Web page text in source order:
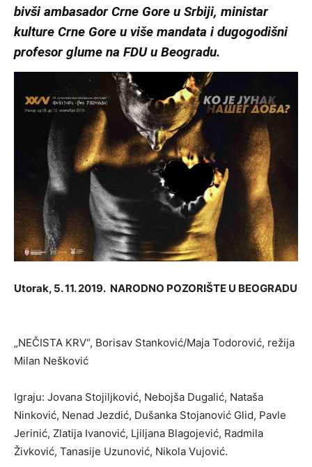
bivši ambasador Crne Gore u Srbiji, ministar
kulture Crne Gore u više mandata i dugogodišni
profesor glume na FDU u Beogradu.
Utorak, 5. 11. 2019. NARODNO POZORIŠTE U BEOGRADU
„NEČISTA KRV“, Borisav Stanković/Maja Todorović, režija
Milan Nešković
Igraju: Jovana Stojiljković, Nebojša Dugalić, Nataša
Ninković, Nenad Jezdić, Dušanka Stojanović Glid, Pavle
Jerinić, Zlatija Ivanović, Ljiljana Blagojević, Radmila
Živković, Tanasije Uzunović, Nikola Vujović.